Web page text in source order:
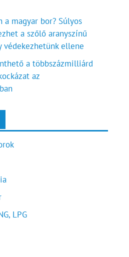
a magyar bor? Súlyos
a szőlő aranyszínű
védekezhetünk ellene
a többszázmilliárd
az
LPG